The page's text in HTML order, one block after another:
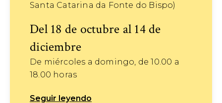
Santa Catarina da Fonte do Bispo)
Del 18 de octubre al 14 de
diciembre
De miércoles a domingo, de 10.00 a
18.00 horas
Seguir leyendo